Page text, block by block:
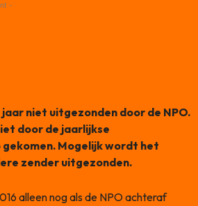
-
niet uitgezonden door de NPO.
door de jaarlijkse
gekomen. Mogelijk wordt het
zender uitgezonden.
alleen nog als de NPO achteraf